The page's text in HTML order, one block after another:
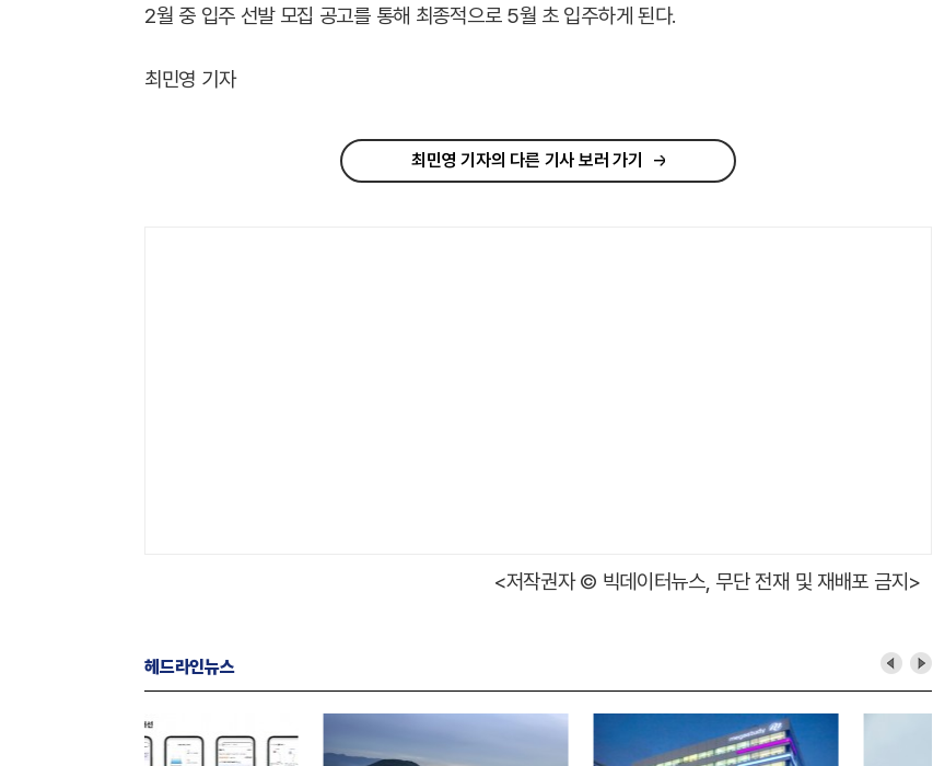
2월 중 입주 선발 모집 공고를 통해 최종적으로 5월 초 입주하게 된다.
최민영 기자
최민영 기자의 다른 기사 보러 가기
<저작권자 © 빅데이터뉴스, 무단 전재 및 재배포 금지>
헤드라인뉴스